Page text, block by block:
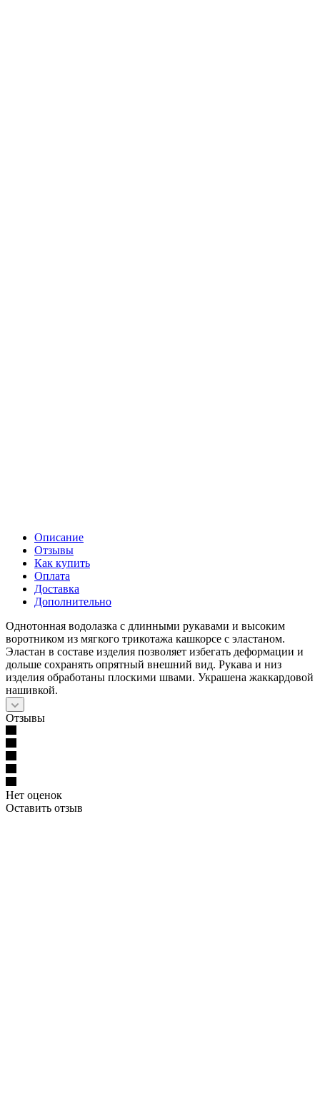
Описание
Отзывы
Как купить
Оплата
Доставка
Дополнительно
Однотонная водолазка с длинными рукавами и высоким
воротником из мягкого трикотажа кашкорсе с эластаном.
Эластан в составе изделия позволяет избегать деформации и
дольше сохранять опрятный внешний вид. Рукава и низ
изделия обработаны плоскими швами. Украшена жаккардовой
нашивкой.
Отзывы
Нет оценок
Оставить отзыв